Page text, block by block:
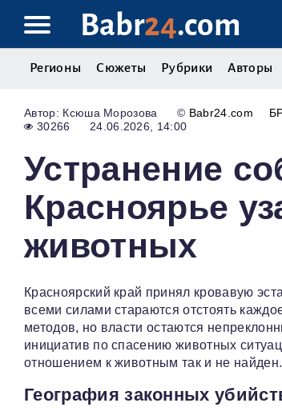
Babr24.com
Регионы Сюжеты Рубрики Авторы
Ксюша Морозова © Babr24.com
30266
24.06.2026, 14:00
Устранение
Красноярье
животных
Красноярский край принял кровавую
всеми силами стараются отстоять
методов, но власти остаются
инициатив по спасению животных
отношением к животным так и не найден.
География законных